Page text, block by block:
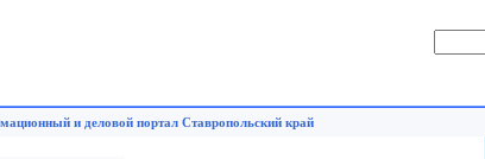
и деловой портал Ставропольский край